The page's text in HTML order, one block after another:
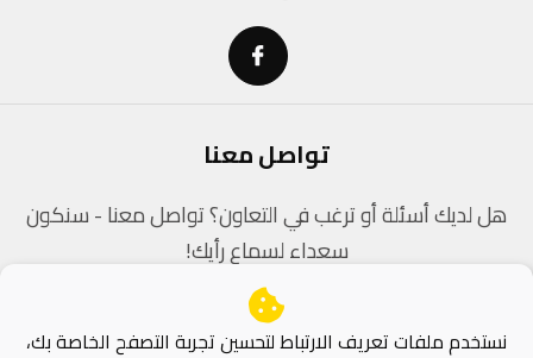
تواصل معنا
هل لديك أسئلة أو ترغب في التعاون؟ تواصل معنا - سنكون
سعداء لسماع رأيك!
contact@dz-coders.com
نستخدم ملفات تعريف الارتباط لتحسين تجربة التصفح الخاصة بك،